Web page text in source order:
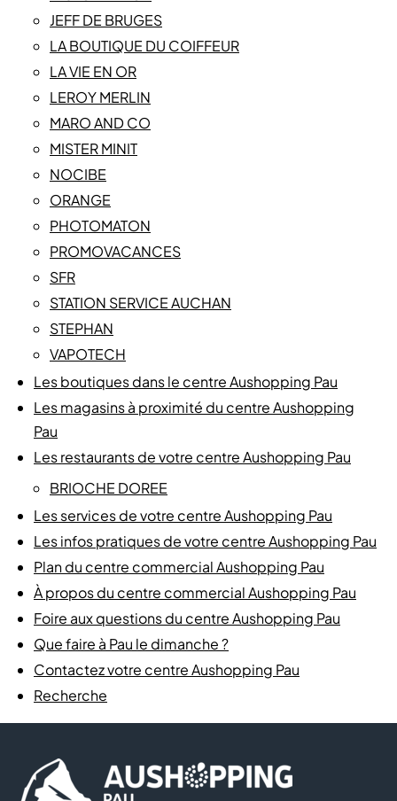
JEFF DE BRUGES
LA BOUTIQUE DU COIFFEUR
LA VIE EN OR
LEROY MERLIN
MARO AND CO
MISTER MINIT
NOCIBE
ORANGE
PHOTOMATON
PROMOVACANCES
SFR
STATION SERVICE AUCHAN
STEPHAN
VAPOTECH
Les boutiques dans le centre Aushopping Pau
Les magasins à proximité du centre Aushopping
Pau
Les restaurants de votre centre Aushopping Pau
BRIOCHE DOREE
Les services de votre centre Aushopping Pau
Les infos pratiques de votre centre Aushopping Pau
Plan du centre commercial Aushopping Pau
À propos du centre commercial Aushopping Pau
Foire aux questions du centre Aushopping Pau
Que faire à Pau le dimanche ?
Contactez votre centre Aushopping Pau
Recherche